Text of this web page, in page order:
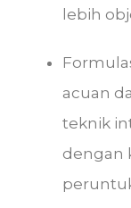
lebih
acuan
teknik
dengan